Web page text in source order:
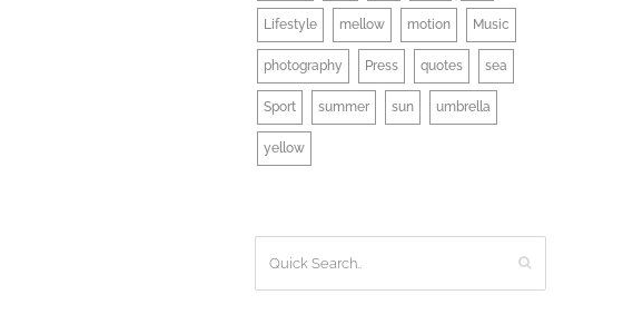
Lifestyle mellow motion Music
photography Press quotes sea
Sport summer sun umbrella
yellow